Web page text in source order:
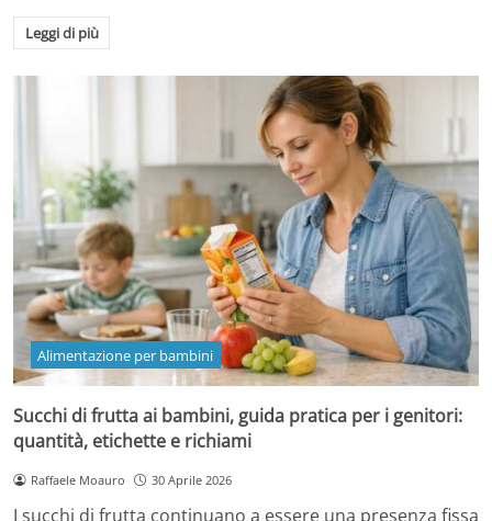
Leggi di più
Alimentazione per bambini
Succhi di frutta ai bambini, guida pratica per i genitori:
quantità, etichette e richiami
Raffaele Moauro 30 Aprile 2026
I succhi di frutta continuano a essere una presenza fissa